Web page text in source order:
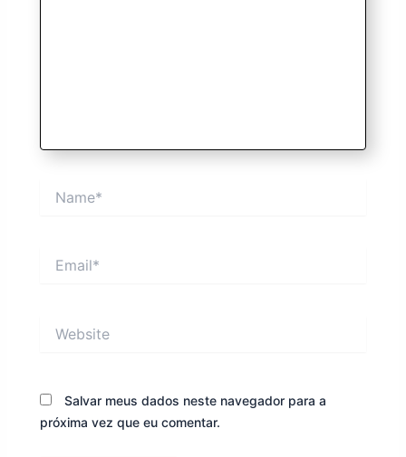
Salvar meus dados neste navegador para a
próxima vez que eu comentar.